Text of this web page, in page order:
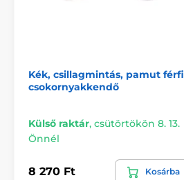
Kék, csillagmintás, pamut férfi
csokornyakkendő
Külső raktár, csütörtökön 8. 13.
Önnél
8 270 Ft Kosárba